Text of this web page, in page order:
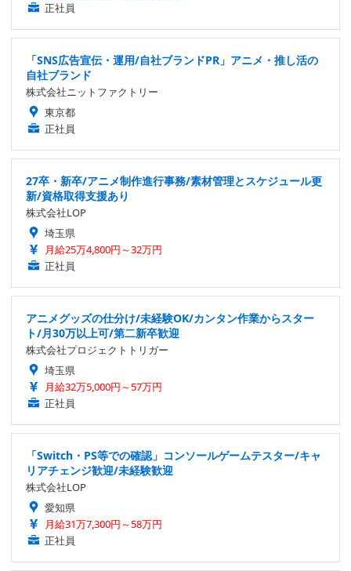
正社員
「SNS広告宣伝・運用/自社ブランドPR」アニメ・推し活の
自社ブランド
株式会社ニットファクトリー
東京都
正社員
27卒・新卒/アニメ制作進行事務/素材管理とスケジュール更
新/資格取得支援あり
株式会社LOP
埼玉県
月給25万4,800円～32万円
正社員
アニメグッズの仕分け/未経験OK/カンタン作業からスター
ト/月30万以上可/第二新卒歓迎
株式会社プロジェクトトリガー
埼玉県
月給32万5,000円～57万円
正社員
「Switch・PS等での確認」コンソールゲームテスター/キャ
リアチェンジ歓迎/未経験歓迎
株式会社LOP
愛知県
月給31万7,300円～58万円
正社員